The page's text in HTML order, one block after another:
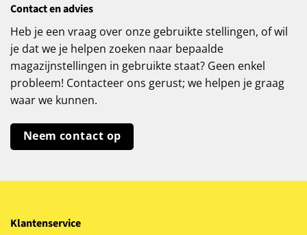
Contact en advies
Heb je een vraag over onze gebruikte stellingen, of wil
je dat we je helpen zoeken naar bepaalde
magazijnstellingen in gebruikte staat? Geen enkel
probleem! Contacteer ons gerust; we helpen je graag
waar we kunnen.
Neem contact op
Klantenservice